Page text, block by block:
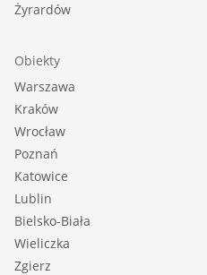
Żyrardów
Obiekty
Warszawa
Kraków
Wrocław
Poznań
Katowice
Lublin
Bielsko-Biała
Wieliczka
Zgierz